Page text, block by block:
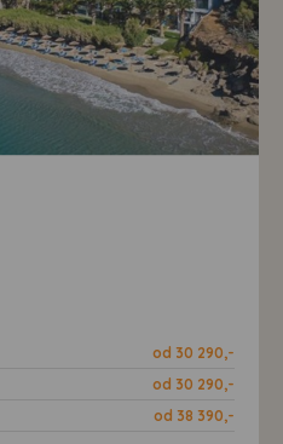
od 30 290,-
od 30 290,-
od 38 390,-